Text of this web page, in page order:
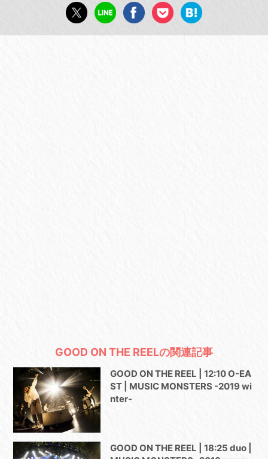
GOOD ON THE REELの関連記事
GOOD ON THE REEL | 12:10 O-EA
ST | MUSIC MONSTERS -2019 wi
nter-
GOOD ON THE REEL | 18:25 duo |